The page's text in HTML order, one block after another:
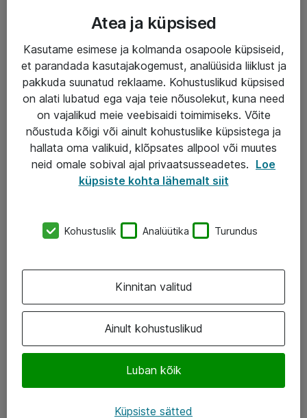
Haldusteenused
Garantii
Turva- ja nõrkvoolulahendused
AS ATEA
+372 659 3591
Järvevana tee 7b, 10112 Tallinn
Facebook
Atea ja küpsised
Kasutame esimese ja kolmanda osapoole küpsiseid,
et parandada kasutajakogemust, analüüsida liiklust ja
pakkuda suunatud reklaame. Kohustuslikud küpsised
on alati lubatud ega vaja teie nõusolekut, kuna need
on vajalikud meie veebisaidi toimimiseks. Võite
nõustuda kõigi või ainult kohustuslike küpsistega ja
hallata oma valikuid, klõpsates allpool või muutes
neid omale sobival ajal privaatsusseadetes. Loe
küpsiste kohta lähemalt siit
Kohustuslik Analüütika Turundus
Ainult kohustuslikud
Luban kõik
Kinnitan valitud
Küpsiste sätted